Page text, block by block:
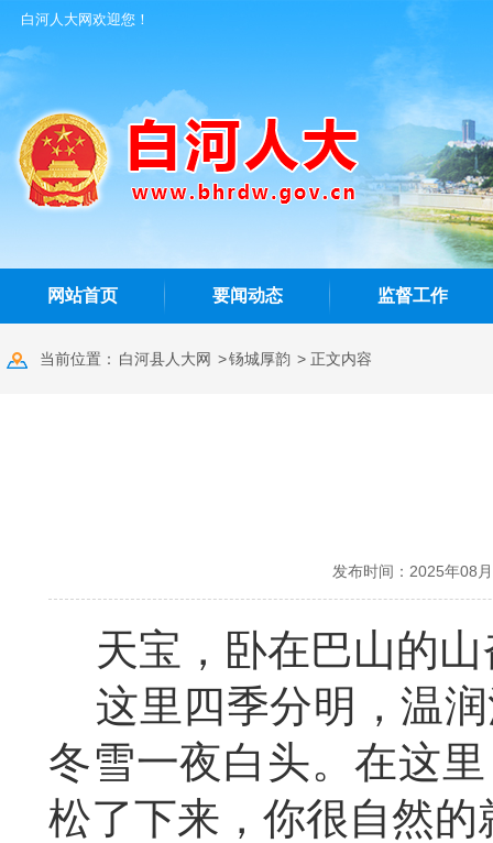
白河人大网欢迎您！
网站首页 要闻动态 监督工作
当前位置： 白河县人大网 >钖城厚韵 > 正文内容
发布时间：2025年08
天宝，卧在巴山的
这里四季分明，温
冬雪一夜白头。在这
松了下来，你很自然